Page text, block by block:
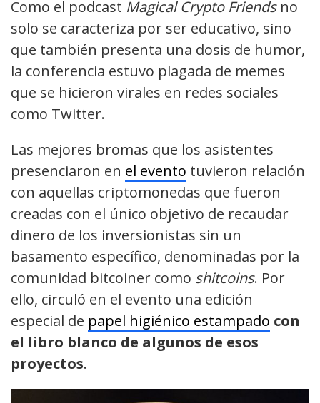
Como el podcast Magical Crypto Friendsno
solo se caracteriza por ser educativo, sino
que también presenta una dosis de humor,
la conferencia estuvo plagada de memes
que se hicieron virales en redes sociales
como Twitter.
Las mejores bromas que los asistentes
presenciaron en el evento tuvieron relación
con aquellas criptomonedas que fueron
creadas con el único objetivo de recaudar
dinero de los inversionistas sin un
basamento específico, denominadas por la
comunidad bitcoiner como shitcoins. Por
ello, circuló en el evento una edición
especial de papel higiénico estampado con
el libro blanco de algunos de esos
proyectos.